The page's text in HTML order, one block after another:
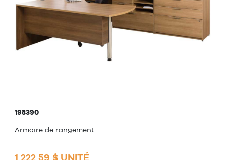
198390
Armoire de rangement
1 222,59 $ UNITÉ